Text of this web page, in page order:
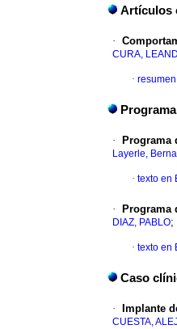
Artículos
·
CURA,
·
· Programa
Layerle,
· texto en
· Programa
DIAZ, PABLO;
· texto en
Caso
· Implante
CUESTA,